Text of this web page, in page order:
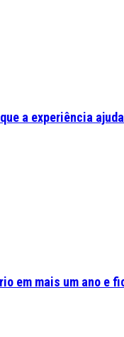
a experiência
em mais um ano e